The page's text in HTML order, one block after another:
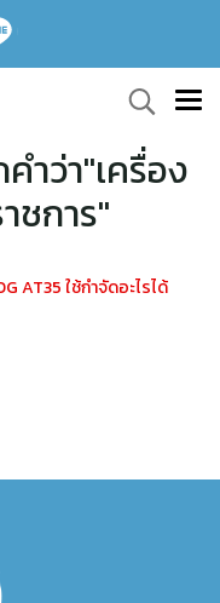
ำว่า"เครื่อง
ชการ"
AT35 ใช้กำจัดอะไรได้